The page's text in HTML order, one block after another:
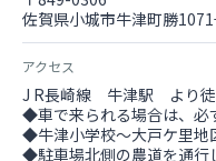
佐賀県小城市牛津町勝
アクセス
J R長崎線 牛津駅 より
◆車で来られる場合は、必
◆牛津小学校〜大戸ケ里地
◆駐車場北側の農道を通行